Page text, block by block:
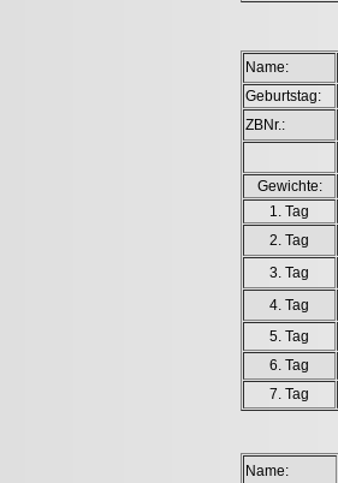
Name:
Geburtstag:
ZBNr.:
Gewichte:
1. Tag
2. Tag
3. Tag
4. Tag
5. Tag
6. Tag
7. Tag
Name: